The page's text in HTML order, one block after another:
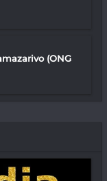
(ONG